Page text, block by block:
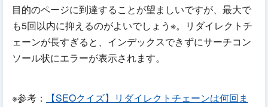
目的のページに到達することが望ましいですが、最大で
も5回以内に抑えるのがよいでしょう※。リダイレクトチ
ェーンが長すぎると、インデックスできずにサーチコン
ソール状にエラーが表示されます。
※参考：
【SEOクイズ】リダイレクトチェーンは何回ま